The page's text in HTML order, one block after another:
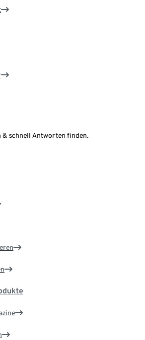
& schnell Antworten finden.